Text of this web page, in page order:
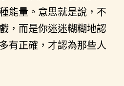
能量。意思就是說，不
，而是你迷迷糊糊地認
有正確，才認為那些人